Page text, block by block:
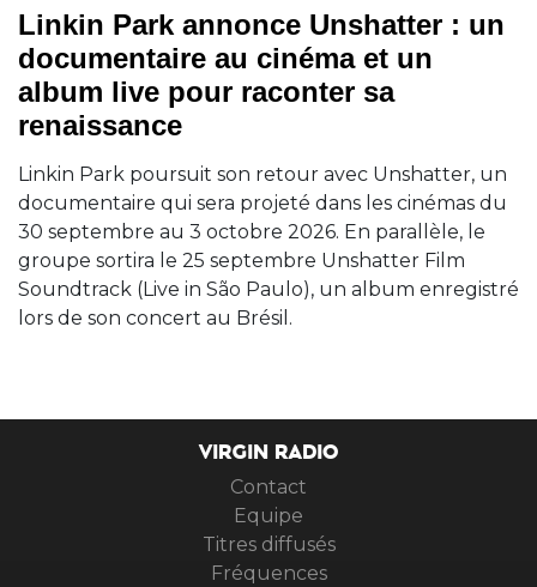
Linkin Park annonce Unshatter : un
documentaire au cinéma et un
album live pour raconter sa
renaissance
Linkin Park poursuit son retour avec Unshatter, un
documentaire qui sera projeté dans les cinémas du
30 septembre au 3 octobre 2026. En parallèle, le
groupe sortira le 25 septembre Unshatter Film
Soundtrack (Live in São Paulo), un album enregistré
lors de son concert au Brésil.
VIRGIN RADIO
Contact
Equipe
Titres diffusés
Fréquences